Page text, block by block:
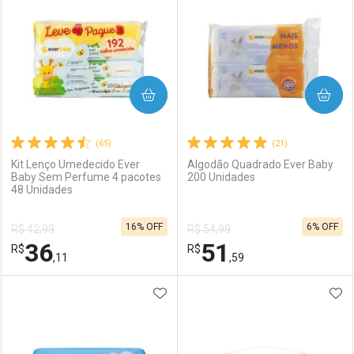
(65)
Kit Lenço Umedecido Ever
Baby Sem Perfume 4 pacotes
48 Unidades
R$ 42,99
R$36,11
16% OFF
COMPRAR
(21)
Algodão Quadrado Ever Baby
200 Unidades
R$ 54,99
R$51 ,59
6% OFF
COMPRAR
ADICIONAR AOS FAVORITOS